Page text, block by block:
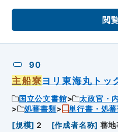
閲
90
主船寮ヨリ東海丸トッ
国立公文書館 太政官・
処蕃書類
単行書・処
[規模] 2 [作成者名称] 蕃地